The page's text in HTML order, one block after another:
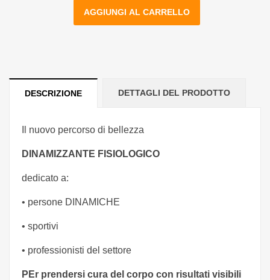
AGGIUNGI AL CARRELLO
DESCRIZIONE DETTAGLI DEL PRODOTTO
Il nuovo percorso di bellezza
DINAMIZZANTE FISIOLOGICO
dedicato a:
• persone DINAMICHE
• sportivi
• professionisti del settore
PEr prendersi cura del corpo con risultati visibili